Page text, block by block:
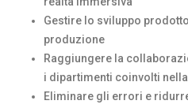
Gestire lo sviluppo
produzione
Raggiungere la
i dipartimenti coinvolti
Eliminare gli errori e